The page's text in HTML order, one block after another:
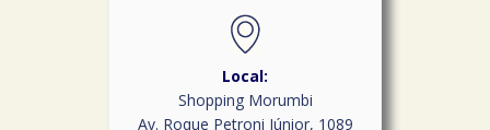
Local:
Shopping Morumbi
Av. Roque Petroni Júnior, 1089